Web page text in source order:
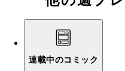
連載中のコミック